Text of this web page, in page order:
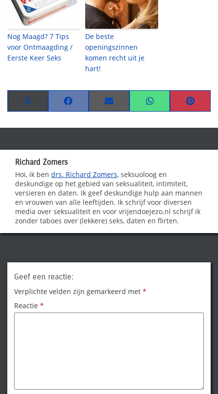
Nog Maagd? 7 Tips
voor Ontmaagding /
Eerste Keer Seks
De beste
openingszinnen
komen recht uit je
hart!
Share
on
Share
on
Share
on
Share
on
Share
on
Richard Zomers
Hoi, ik ben drs. Richard Zomers, seksuoloog en
deskundige op het gebied van seksualiteit, intimiteit,
versieren en daten. Ik geef deskundige hulp aan mannen
en vrouwen van alle leeftijden. Ik schrijf voor diversen
media over seksualiteit en voor vrijendoejezo.nl schrijf ik
zonder taboes over (lekkere) seks, daten en flirten.
Geef een reactie:
Verplichte velden zijn gemarkeerd met *
Reactie *